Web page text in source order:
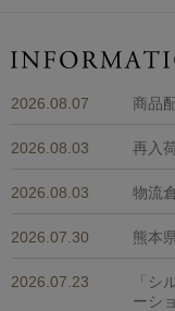
2026.08.07 商品
2026.08.03 再入
2026.08.03 物流
2026.07.30 熊本
2026.07.23
「シ
ーシ